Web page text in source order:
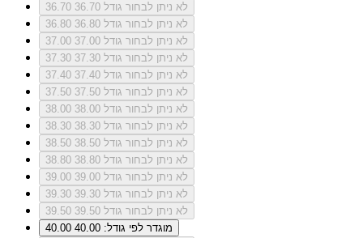
36.70
לא ניתן לבחור גודל 36.70
36.80
לא ניתן לבחור גודל 36.80
37.00
לא ניתן לבחור גודל 37.00
37.30
לא ניתן לבחור גודל 37.30
37.40
לא ניתן לבחור גודל 37.40
37.50
לא ניתן לבחור גודל 37.50
38.00
לא ניתן לבחור גודל 38.00
38.30
לא ניתן לבחור גודל 38.30
38.50
לא ניתן לבחור גודל 38.50
38.80
לא ניתן לבחור גודל 38.80
39.00
לא ניתן לבחור גודל 39.00
39.30
לא ניתן לבחור גודל 39.30
39.50
לא ניתן לבחור גודל 39.50
40.00
מוגדר לפי גודל: 40.00